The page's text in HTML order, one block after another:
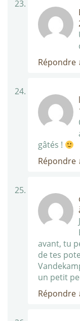
Répondre
gâtés !
Répondre
avant, tu
de tes
un petit
Répondre